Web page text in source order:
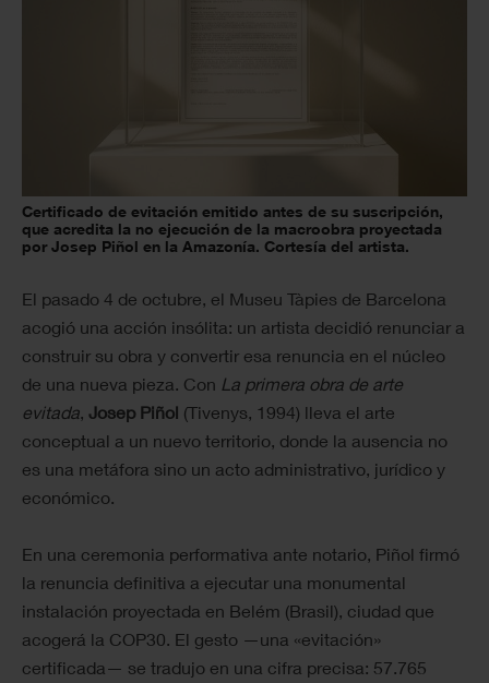
Certificado de evitación emitido antes de su suscripción,
que acredita la no ejecución de la macroobra proyectada
por Josep Piñol en la Amazonía. Cortesía del artista.
El pasado 4 de octubre, el Museu Tàpies de Barcelona
acogió una acción insólita: un artista decidió renunciar a
construir su obra y convertir esa renuncia en el núcleo
de una nueva pieza. Con La primera obra de arte
evitada, Josep Piñol (Tivenys, 1994) lleva el arte
conceptual a un nuevo territorio, donde la ausencia no
es una metáfora sino un acto administrativo, jurídico y
económico.
En una ceremonia performativa ante notario, Piñol firmó
la renuncia definitiva a ejecutar una monumental
instalación proyectada en Belém (Brasil), ciudad que
acogerá la COP30. El gesto —una «evitación»
certificada— se tradujo en una cifra precisa: 57.765